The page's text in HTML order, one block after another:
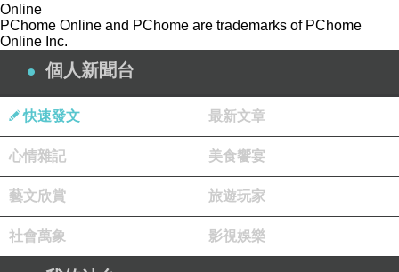
Online
PChome Online and PChome are trademarks of PChome
Online Inc.
個人新聞台
快速發文 最新文章
心情雜記 美食饗宴
藝文欣賞 旅遊玩家
社會萬象 影視娛樂